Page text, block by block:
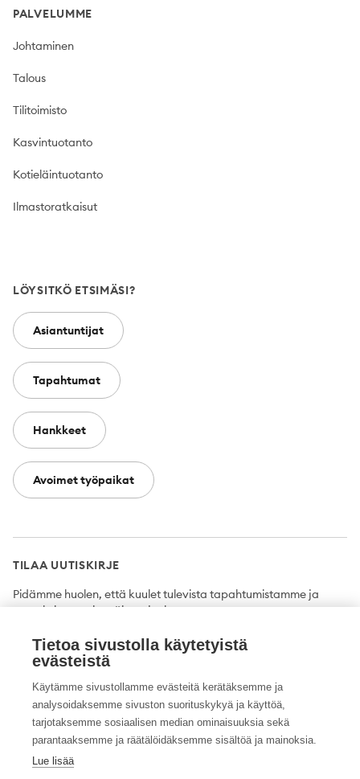
PALVELUMME
Johtaminen
Talous
Tilitoimisto
Kasvintuotanto
Kotieläintuotanto
Ilmastoratkaisut
LÖYSITKÖ ETSIMÄSI?
Asiantuntijat
Tapahtumat
Hankkeet
Avoimet työpaikat
TILAA UUTISKIRJE
Pidämme huolen, että kuulet tulevista tapahtumistamme ja
uutuuksista ensimmäisten joukossa.
Tilaa
Twitter FacebookYouTubeInstagramLinkedIn
Tietoa sivustolla käytetyistä
evästeistä
Käytämme sivustollamme evästeitä kerätäksemme ja
analysoidaksemme sivuston suorituskykyä ja käyttöä,
tarjotaksemme sosiaalisen median ominaisuuksia sekä
parantaaksemme ja räätälöidäksemme sisältöä ja mainoksia.
Lue lisää